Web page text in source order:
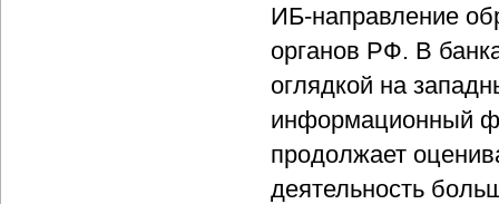
ИБ-направление
органов РФ. В
оглядкой на
информационный
продолжает
деятельность